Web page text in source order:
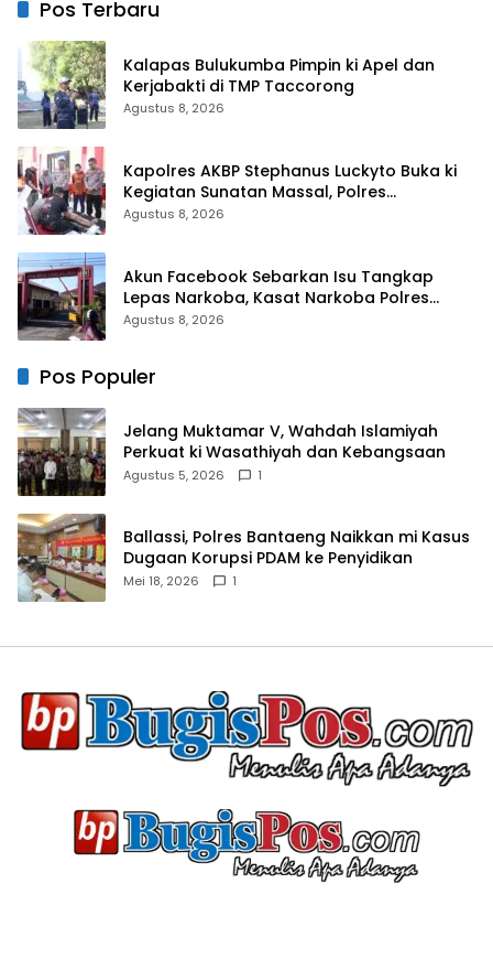
Pos Terbaru
Kalapas Bulukumba Pimpin ki Apel dan
Kerjabakti di TMP Taccorong
Agustus 8, 2026
Kapolres AKBP Stephanus Luckyto Buka ki
Kegiatan Sunatan Massal, Polres
Bulukumba Kerjasama dengan Pemuda
Agustus 8, 2026
Akun Facebook Sebarkan Isu Tangkap
Lepas Narkoba, Kasat Narkoba Polres
Takalar: Itu Hoax dan Fitnah
Agustus 8, 2026
Pos Populer
Jelang Muktamar V, Wahdah Islamiyah
Perkuat ki Wasathiyah dan Kebangsaan
Agustus 5, 2026 1
Ballassi, Polres Bantaeng Naikkan mi Kasus
Dugaan Korupsi PDAM ke Penyidikan
Mei 18, 2026 1